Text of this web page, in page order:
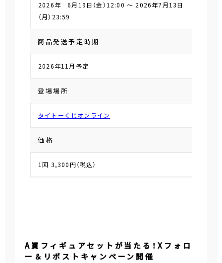
2026年 6月19日（金）12:00 ～ 2026年7月13日
（月）23:59
商品発送予定時期
2026年11月予定
登場場所
タイトーくじオンライン
価格
1回 3,300円（税込）
A賞フィギュアセットが当たる！Xフォロ
ー＆リポストキャンペーン開催